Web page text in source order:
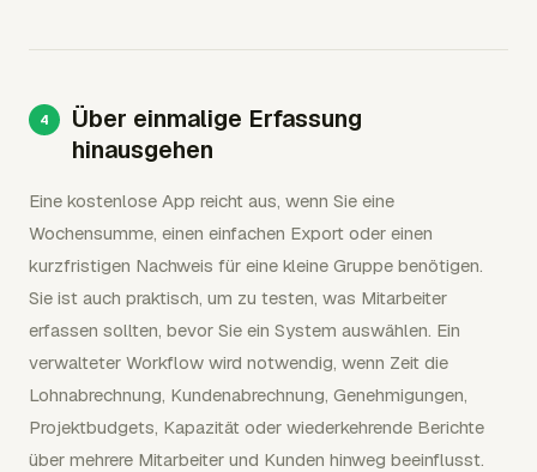
Über einmalige Erfassung
hinausgehen
Eine kostenlose App reicht aus, wenn Sie eine
Wochensumme, einen einfachen Export oder einen
kurzfristigen Nachweis für eine kleine Gruppe benötigen.
Sie ist auch praktisch, um zu testen, was Mitarbeiter
erfassen sollten, bevor Sie ein System auswählen. Ein
verwalteter Workflow wird notwendig, wenn Zeit die
Lohnabrechnung, Kundenabrechnung, Genehmigungen,
Projektbudgets, Kapazität oder wiederkehrende Berichte
über mehrere Mitarbeiter und Kunden hinweg beeinflusst.